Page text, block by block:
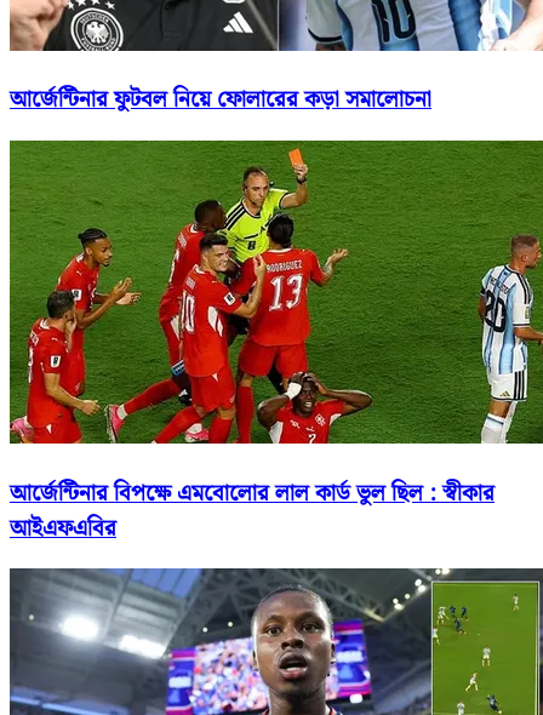
আর্জেন্টিনার ফুটবল নিয়ে ফোলারের কড়া সমালোচনা
আর্জেন্টিনার বিপক্ষে এমবোলোর লাল কার্ড ভুল ছিল : স্বীকার
আইএফএবির